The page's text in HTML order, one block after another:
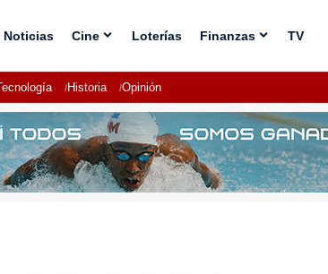
Noticias Cine Loterías Finanzas TV
Historia Opinión